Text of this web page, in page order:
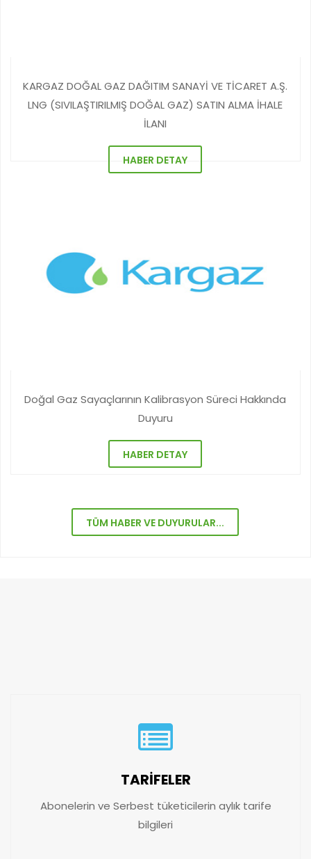
KARGAZ DOĞAL GAZ DAĞITIM SANAYİ VE TİCARET A.Ş.
LNG (SIVILAŞTIRILMIŞ DOĞAL GAZ) SATIN ALMA İHALE
İLANI
HABER DETAY
Doğal Gaz Sayaçlarının Kalibrasyon Süreci Hakkında
Duyuru
HABER DETAY
TÜM HABER VE DUYURULAR...
TARİFELER
Abonelerin ve Serbest tüketicilerin aylık tarife
bilgileri